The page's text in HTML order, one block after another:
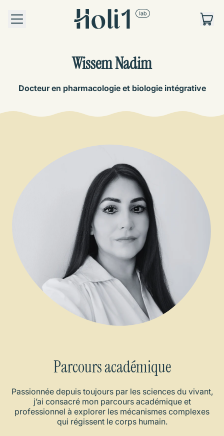
MENU
Wissem Nadim
Docteur en pharmacologie et biologie intégrative
Parcours académique
Passionnée depuis toujours par les sciences du vivant,
j’ai consacré mon parcours académique et
professionnel à explorer les mécanismes complexes
qui régissent le corps humain.